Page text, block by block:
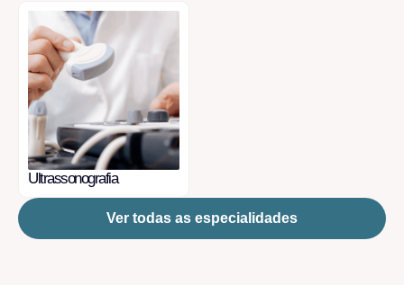
Ultrassonografia
Ver todas as especialidades